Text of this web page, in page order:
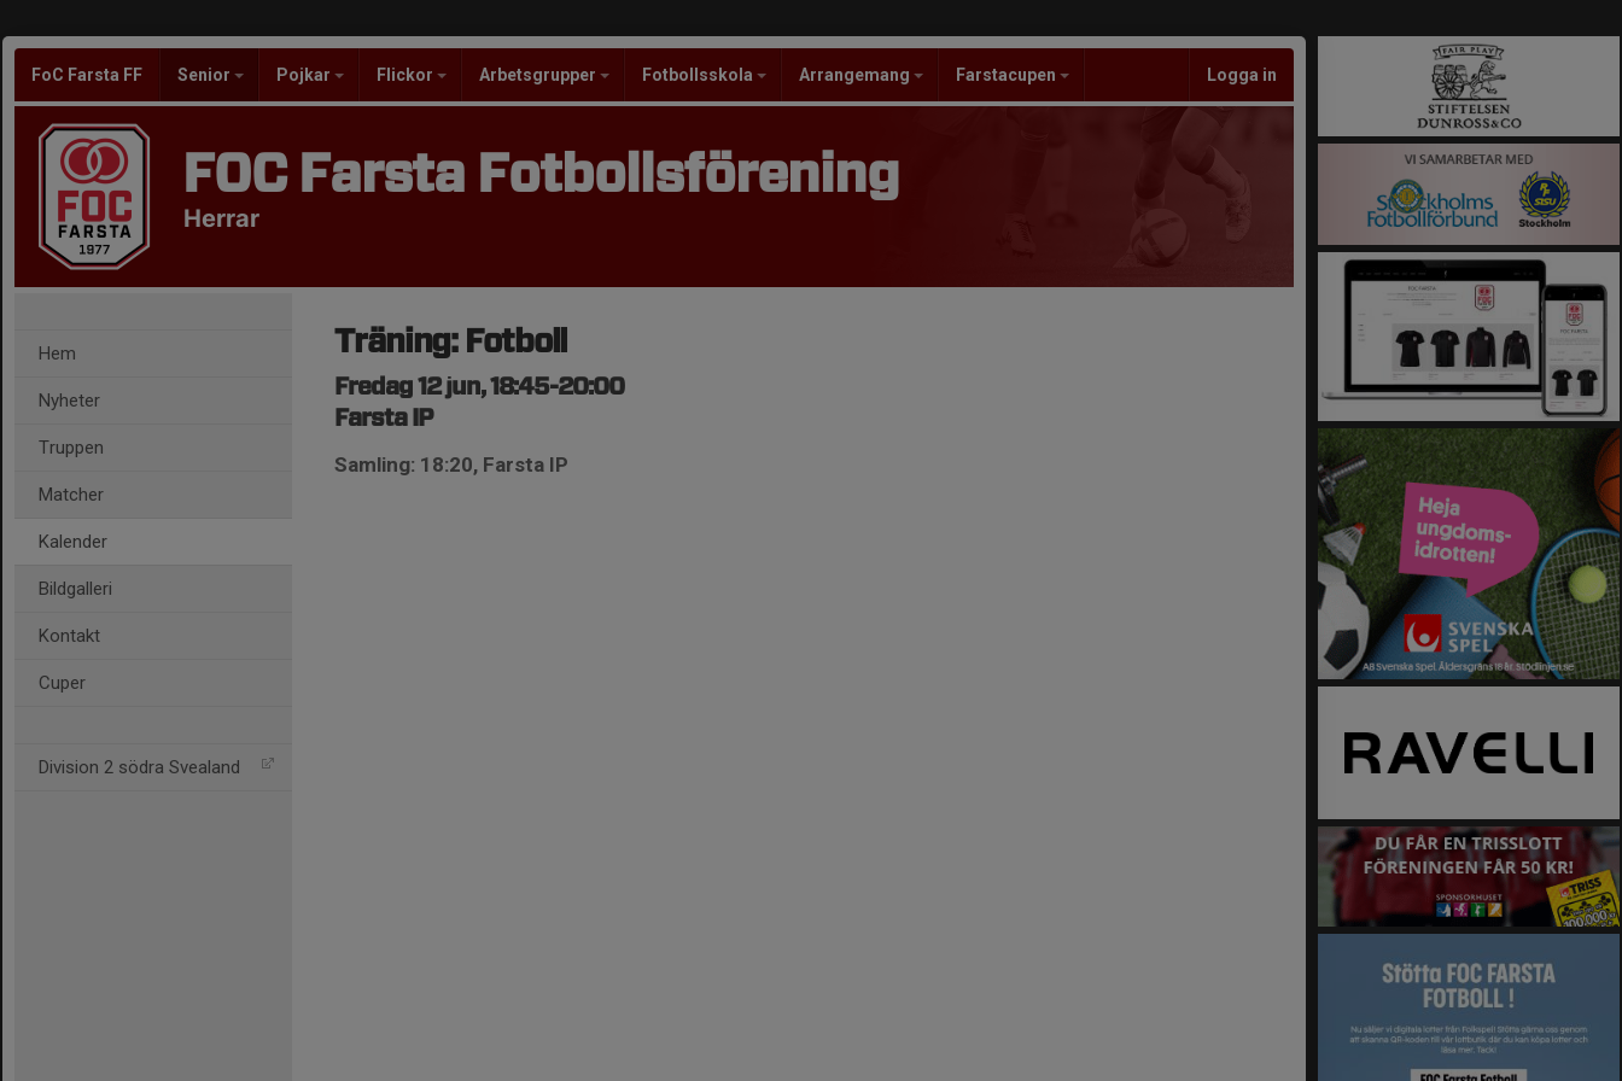
FoC Farsta FF Senior Pojkar Flickor Arbetsgrupper Fotbollsskola Arrangemang Farstacupen Logga in
FOC Farsta Fotbollsförening
Herrar
Hem
Nyheter
Truppen
Matcher
Kalender
Bildgalleri
Kontakt
Cuper
Division 2 södra Svealand
Träning: Fotboll
Fredag 12 jun, 18:45-20:00
Farsta IP
Samling: 18:20, Farsta IP